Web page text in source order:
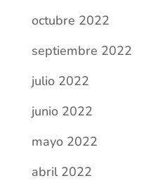
octubre 2022
septiembre 2022
julio 2022
junio 2022
mayo 2022
abril 2022